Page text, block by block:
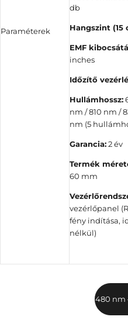
Paraméterek
db
Hangszint (15
EMF
inches
Időzítő
Hullámhossz:
nm / 810 nm /
nm (5
Garancia:2 év
Termék
60 mm
vezérlőpanel
fény indítása,
nélkül)
480 nm